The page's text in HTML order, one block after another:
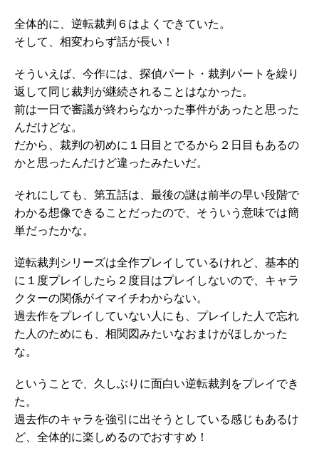
全体的に、逆転裁判６はよくできていた。
そして、相変わらず話が長い！
そういえば、今作には、探偵パート・裁判パートを繰り
返して同じ裁判が継続されることはなかった。
前は一日で審議が終わらなかった事件があったと思った
んだけどな。
だから、裁判の初めに１日目とでるから２日目もあるの
かと思ったんだけど違ったみたいだ。
それにしても、第五話は、最後の謎は前半の早い段階で
わかる想像できることだったので、そういう意味では簡
単だったかな。
逆転裁判シリーズは全作プレイしているけれど、基本的
に１度プレイしたら２度目はプレイしないので、キャラ
クターの関係がイマイチわからない。
過去作をプレイしていない人にも、プレイした人で忘れ
た人のためにも、相関図みたいなおまけがほしかった
な。
ということで、久しぶりに面白い逆転裁判をプレイでき
た。
過去作のキャラを強引に出そうとしている感じもあるけ
ど、全体的に楽しめるのでおすすめ！